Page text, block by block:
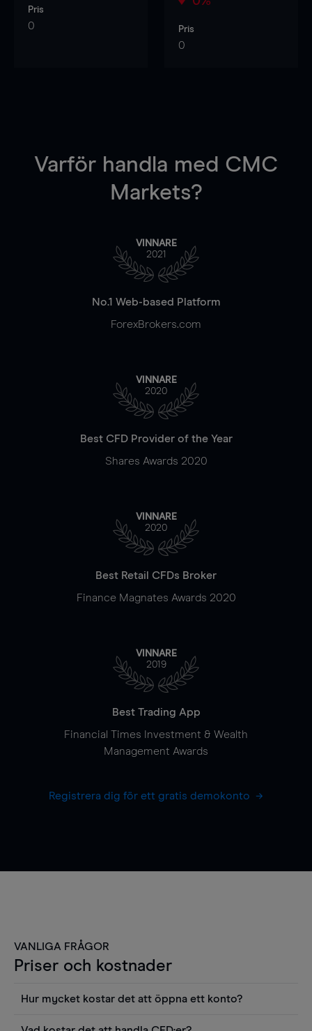
Pris
0 Pris
0
Varför handla med CMC
Markets?
VINNARE
2021
No.1 Web-based Platform
ForexBrokers.com
VINNARE
2020
Best CFD Provider of the Year
Shares Awards 2020
VINNARE
2020
Best Retail CFDs Broker
Finance Magnates Awards 2020
VINNARE
2019
Best Trading App
Financial Times Investment & Wealth
Management Awards
Registrera dig för ett gratis demokonto
VANLIGA FRÅGOR
Priser och kostnader
Hur mycket kostar det att öppna ett konto?